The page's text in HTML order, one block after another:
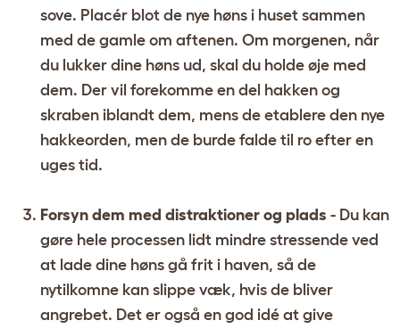
sove. Placér blot de nye høns i huset sammen
med de gamle om aftenen. Om morgenen, når
du lukker dine høns ud, skal du holde øje med
dem. Der vil forekomme en del hakken og
skraben iblandt dem, mens de etablere den nye
hakkeorden, men de burde falde til ro efter en
uges tid.
Forsyn dem med distraktioner og plads - Du kan
gøre hele processen lidt mindre stressende ved
at lade dine høns gå frit i haven, så de
nytilkomne kan slippe væk, hvis de bliver
angrebet. Det er også en god idé at give